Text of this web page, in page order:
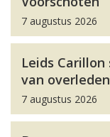
7 augustus 2026
Leids
van
7 augustus 2026